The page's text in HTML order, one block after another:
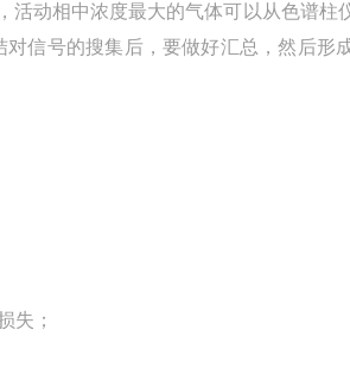
动相中浓度最大的气体可以从色谱柱
信号的搜集后，要做好汇总，然后形
失；